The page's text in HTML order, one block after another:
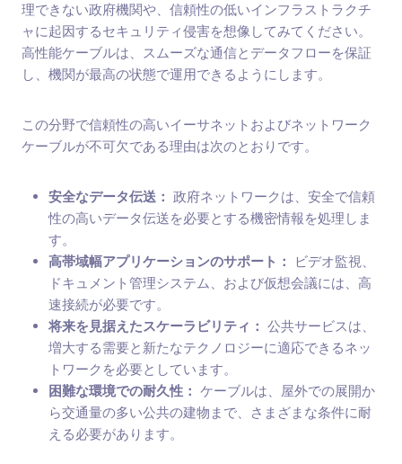
理できない政府機関や、信頼性の低いインフラストラクチ
ャに起因するセキュリティ侵害を想像してみてください。
高性能ケーブルは、スムーズな通信とデータフローを保証
し、機関が最高の状態で運用できるようにします。
この分野で信頼性の高いイーサネットおよびネットワーク
ケーブルが不可欠である理由は次のとおりです。
安全なデータ伝送： 政府ネットワークは、安全で信頼
性の高いデータ伝送を必要とする機密情報を処理しま
す。
高帯域幅アプリケーションのサポート：
ビデオ監視、
ドキュメント管理システム、および仮想会議には、高
速接続が必要です。
将来を見据えたスケーラビリティ： 公共サービスは、
増大する需要と新たなテクノロジーに適応できるネッ
トワークを必要としています。
困難な環境での耐久性： ケーブルは、屋外での展開か
ら交通量の多い公共の建物まで、さまざまな条件に耐
える必要があります。